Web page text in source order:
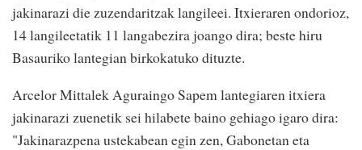
jakinarazi die zuzendaritzak langileei. Itxieraren ondorioz,
14 langileetatik 11 langabezira joango dira; beste hiru
Basauriko lantegian birkokatuko dituzte.
Arcelor Mittalek Aguraingo Sapem lantegiaren itxiera
jakinarazi zuenetik sei hilabete baino gehiago igaro dira:
"Jakinarazpena ustekabean egin zen, Gabonetan eta